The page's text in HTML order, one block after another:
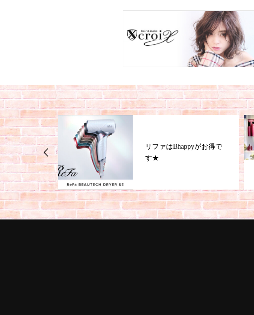
の酸性ス
リファはBhappyがお得で
す★